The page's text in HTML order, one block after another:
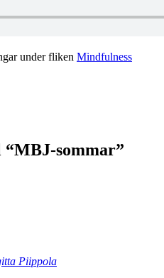
under fliken Mindfulness
“MBJ-sommar”
Piippola